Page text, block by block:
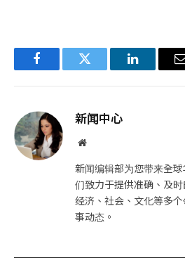
FacebookTwitter LinkedIn
新闻中心
网
新闻编辑部为您带来全
们致力于提供准确、及
经济、社会、文化等多
事动态。